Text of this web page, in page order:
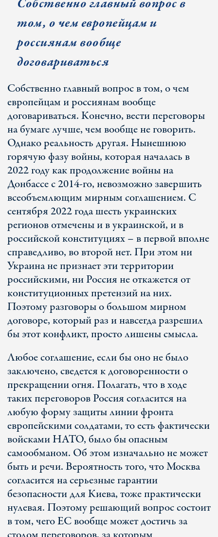
Собственно главный вопрос в
том, о чем европейцам и
россиянам вообще
договариваться
Собственно главный вопрос в том, о чем
европейцам и россиянам вообще
договариваться. Конечно, вести переговоры
на бумаге лучше, чем вообще не говорить.
Однако реальность другая. Нынешнюю
горячую фазу войны, которая началась в
2022 году как продолжение войны на
Донбассе с 2014-го, невозможно завершить
всеобъемлющим мирным соглашением. С
сентября 2022 года шесть украинских
регионов отмечены и в украинской, и в
российской конституциях – в первой вполне
справедливо, во второй нет. При этом ни
Украина не признает эти территории
российскими, ни Россия не откажется от
конституционных претензий на них.
Поэтому разговоры о большом мирном
договоре, который раз и навсегда разрешил
бы этот конфликт, просто лишены смысла.
Любое соглашение, если бы оно не было
заключено, сведется к договоренности о
прекращении огня. Полагать, что в ходе
таких переговоров Россия согласится на
любую форму защиты линии фронта
европейскими солдатами, то есть фактически
войсками НАТО, было бы опасным
самообманом. Об этом изначально не может
быть и речи. Вероятность того, что Москва
согласится на серьезные гарантии
безопасности для Киева, тоже практически
нулевая. Поэтому решающий вопрос состоит
в том, чего ЕС вообще может достичь за